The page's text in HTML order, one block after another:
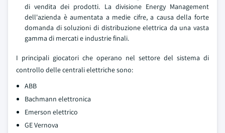
di vendita dei prodotti. La divisione Energy Management
dell'azienda è aumentata a medie cifre, a causa della forte
domanda di soluzioni di distribuzione elettrica da una vasta
gamma di mercati e industrie finali.
I principali giocatori che operano nel settore del sistema di
controllo delle centrali elettriche sono:
ABB
Bachmann elettronica
Emerson elettrico
GE Vernova